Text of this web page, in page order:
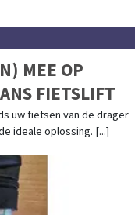
MEE OP
FIETSLIFT
uw fietsen van de drager
ideale oplossing. [...]